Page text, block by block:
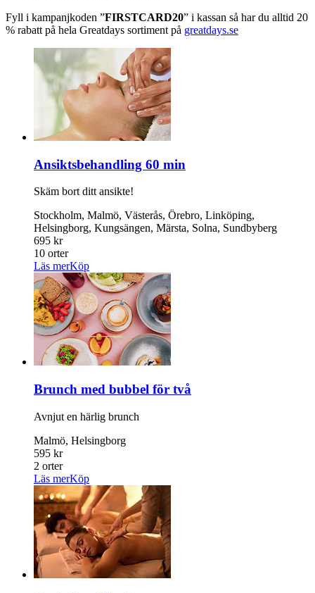
Fyll i kampanjkoden ”FIRSTCARD20” i kassan så har du alltid 20
% rabatt på hela Greatdays sortiment på greatdays.se
Ansiktsbehandling 60 min
Skäm bort ditt ansikte!
Stockholm, Malmö, Västerås, Örebro, Linköping,
Helsingborg, Kungsängen, Märsta, Solna, Sundbyberg
695 kr
10 orter
Läs merKöp
Brunch med bubbel för två
Avnjut en härlig brunch
Malmö, Helsingborg
595 kr
2 orter
Läs merKöp